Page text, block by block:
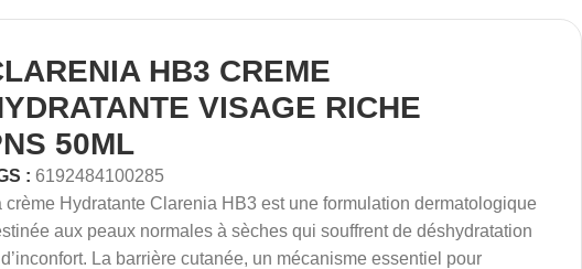
HB3 CREME
VISAGE RICHE
50ML
:6192484100285
crème Hydratante Clarenia HB3est uneformulationdermatologique
aux peaux normalesàsèchesquisouffrentdedéshydratation
d’inconfort. La barrièrecutanée, un mécanismeessentiel pour